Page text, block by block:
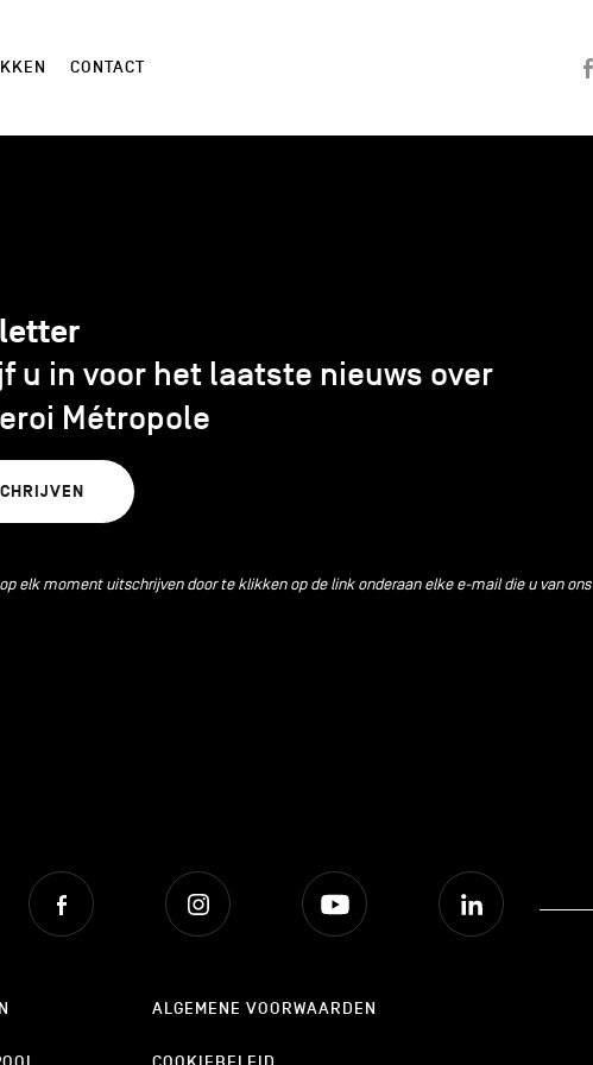
CONTACT
u in voor het laatste nieuws over
Métropole
elk moment uitschrijven door te klikken op de link onderaan elke e-mail die u van ons
Facebook Instagram
ALGEMENE VOORWAARDEN